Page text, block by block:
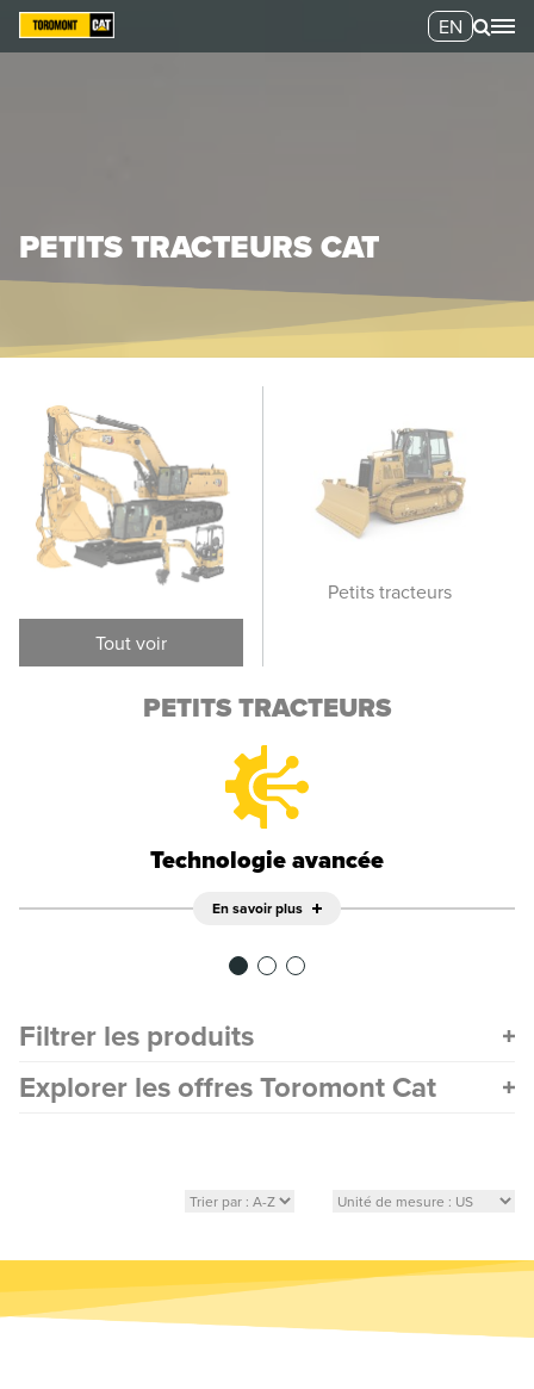
EN
PETITS TRACTEURS CAT
Tout voir
Tracteurs sur pneus
Petits tracteurs
PETITS TRACTEURS
Technologie avancée
En savoir plus
Filtrer les produits
Explorer les offres Toromont Cat